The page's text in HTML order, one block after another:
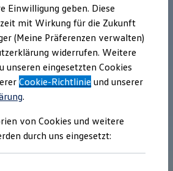
Fahrzeuge
Marktplatz
Sondermodelle
und Gebrauchtwagen
Zertifizierte Gebrauchtwagen
bei Gebrauchtwagen
Angebote
Einwilligung geben. Diese
mit Wirkung für die Zukunft
(Meine Präferenzen verwalten)
widerrufen. Weitere
unseren eingesetzten Cookies
Cookie-Richtlinie und unserer
.
von Cookies und weitere
durch uns eingesetzt: